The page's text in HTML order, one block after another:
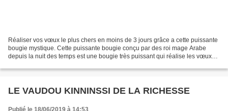
Réaliser vos vœux le plus chers en moins de 3 jours grâce a cette puissante
bougie mystique. Cette puissante bougie conçu par des roi mage Arabe
depuis la nuit des temps est une bougie très puissant qui réalise les vœux
LE VAUDOU KINNINSSI DE LA RICHESSE
Publié le 18/06/2019 à 14:53